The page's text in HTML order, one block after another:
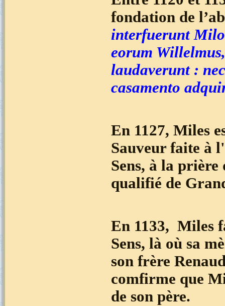
fondation de
interfuerunt
eorum
laudaverunt :
casamento
En 1127, Miles
Sauveur faite à
Sens, à la
qualifié de
En 1133, Miles
Sens, là où sa
son frère
comfirme que
de son père.